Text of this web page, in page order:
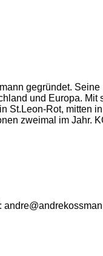
gegründet.
und Europa.
Rot, mitten
zweimal im Jahr.